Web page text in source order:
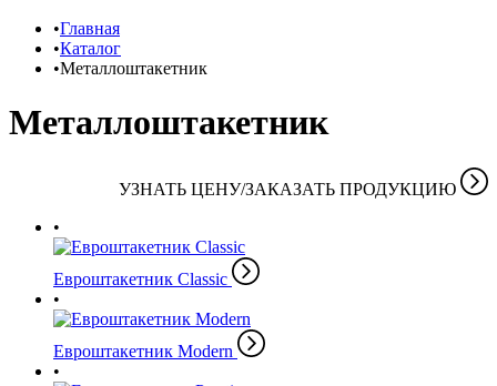
Главная
Каталог
Металлоштакетник
Металлоштакетник
УЗНАТЬ ЦЕНУ/ЗАКАЗАТЬ ПРОДУКЦИЮ
Евроштакетник Classic
Евроштакетник Modern